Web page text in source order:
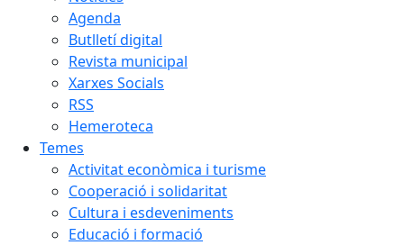
Agenda
Butlletí digital
Revista municipal
Xarxes Socials
RSS
Hemeroteca
Temes
Activitat econòmica i turisme
Cooperació i solidaritat
Cultura i esdeveniments
Educació i formació